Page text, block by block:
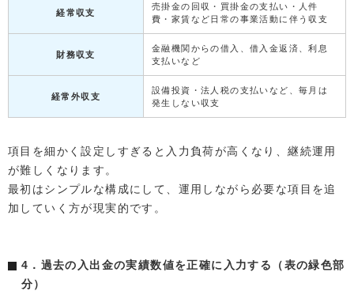
経常収支
売掛金の回収・買掛金の支払い・人件
費・家賃など日常の事業活動に伴う収支
財務収支
金融機関からの借入、借入金返済、利息
支払いなど
経常外収支
設備投資・法人税の支払いなど、毎月は
発生しない収支
項目を細かく設定しすぎると入力負荷が高くなり、継続運用
が難しくなります。
最初はシンプルな構成にして、運用しながら必要な項目を追
加していく方が現実的です。
4．過去の入出金の実績数値を正確に入力する（表の緑色部
分）